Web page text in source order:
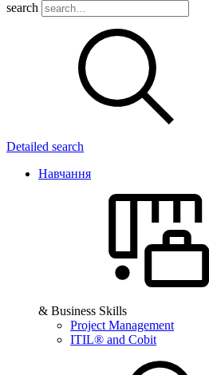
search
Detailed search
Навчання
& Business Skills
Project Management
ITIL® and Cobit